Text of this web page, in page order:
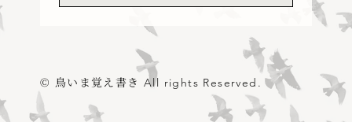
© 鳥いま覚え書き All rights Reserved.